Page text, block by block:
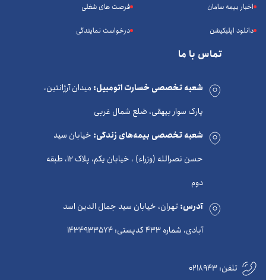
اخبار بیمه سامان
دانلود اپلیکیشن
فرصت های شغلی
درخواست نمایندگی
تماس با ما
شعبه تخصصی خسارت اتومبیل: میدان آرژانتین،
پارک سوار بیهقی، ضلع شمال غربی
شعبه تخصصی بیمه‌های زندگی: خیابان سید
حسن نصرالله (وزراء) ، خیابان یکم، پلاک 12، طبقه
دوم
آدرس:تهران، خیابان سید جمال الدین اسد
آبادی، شماره 433 کدپستی: 1434933574
تلفن:0218943